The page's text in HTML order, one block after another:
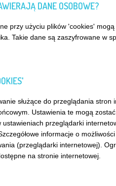
DANE OSOBOWE?
przy użyciu plików 'cookies'
Takie dane są zaszyfrowane w
służące do przeglądania
Ustawienia te mogą
ustawieniach przeglądarki
informacje o
(przeglądarki internetowej).
na stronie internetowej.